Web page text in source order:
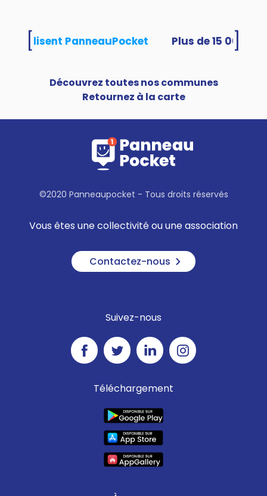
utilisent PanneauPocket
Découvrez toutes nos communes
Retournez à la carte
©2020 Panneaupocket - Tous droits réservés
Vous êtes une collectivité ou une association
Contactez-nous
Suivez-nous
Téléchargement